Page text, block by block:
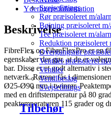
Svejsefittings
Rør præisoleret m/
Bøjning præisoleret m/
Tee præisoleret m/
Reduktion præisoleret
Overgangsrør
Ventiler præisoleret m/
Ventiler
Ventilbeslag
Svejsefittings
Tilbehør
Yderligere information
Beskrivelse
FibreFlex og FibreFlexPro er en
egenskaber der gør, at de er
bar. Disse er et godt alternativ i
netværk. Rørene fås i
Ø25-Ø90 mm i twinrør.
med en driftstemperatur på 80
peaktemperaturen 115 grader og